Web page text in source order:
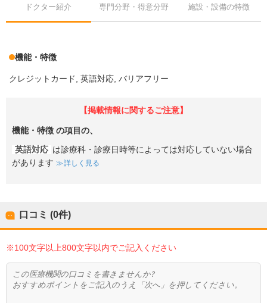
ドクター紹介 専門分野・得意分野 施設・設備の特徴
機能・特徴
クレジットカード 英語対応 バリアフリー
【掲載情報に関するご注意】
機能・特徴 の項目の、
英語対応 は診療科・診療日時等によっては対応していない場合
があります
詳しく見る
口コミ (0件)
※100文字以上800文字以内でご記入ください